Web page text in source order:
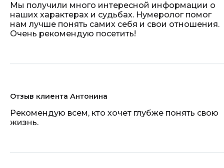
Мы получили много интересной информации о
наших характерах и судьбах. Нумеролог помог
нам лучше понять самих себя и свои отношения.
Очень рекомендую посетить!
Отзыв клиента Антонина
Рекомендую всем, кто хочет глубже понять свою
жизнь.